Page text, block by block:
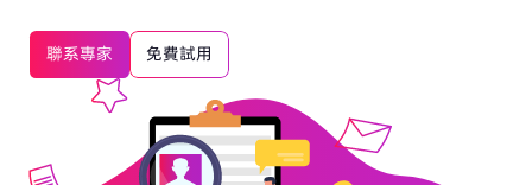
聯系專家 免費試用